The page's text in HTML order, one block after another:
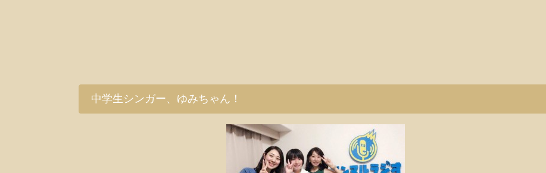
中学生シンガー、ゆみちゃん！